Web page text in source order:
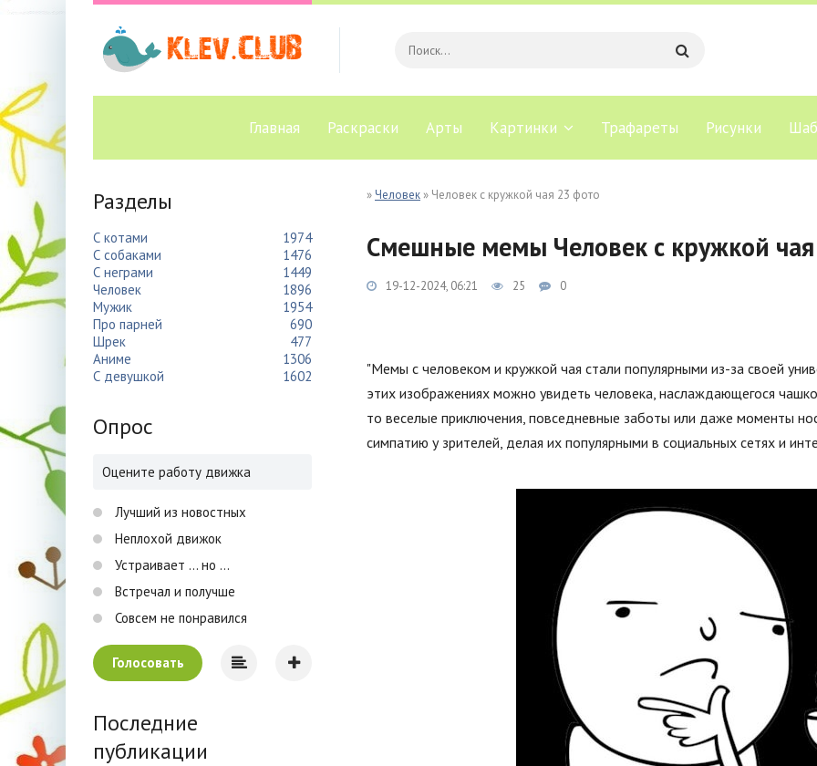
Главная Раскраски Арты Картинки Трафареты Рисунки
»Человек » Человек с кружкой чая 23 фото
Смешные мемы Человек с кружкой чая
19-12-2024, 06:21 25 0
"Мемы с человеком и кружкой чая стали популярными из-за своей
этих изображениях можно увидеть человека, наслаждающегося
то веселые приключения, повседневные заботы или даже моменты
симпатию у зрителей, делая их популярными в социальных сетях и
Разделы
С котами
1974
С собаками
1476
С неграми
1449
Человек
1896
Мужик
1954
Про парней
690
Шрек
477
Аниме
1306
С девушкой
1602
Опрос
Оцените работу движка
Лучший из новостных
Неплохой движок
Устраивает ... но ...
Встречал и получше
Совсем не понравился
Голосовать
Последние
публикации